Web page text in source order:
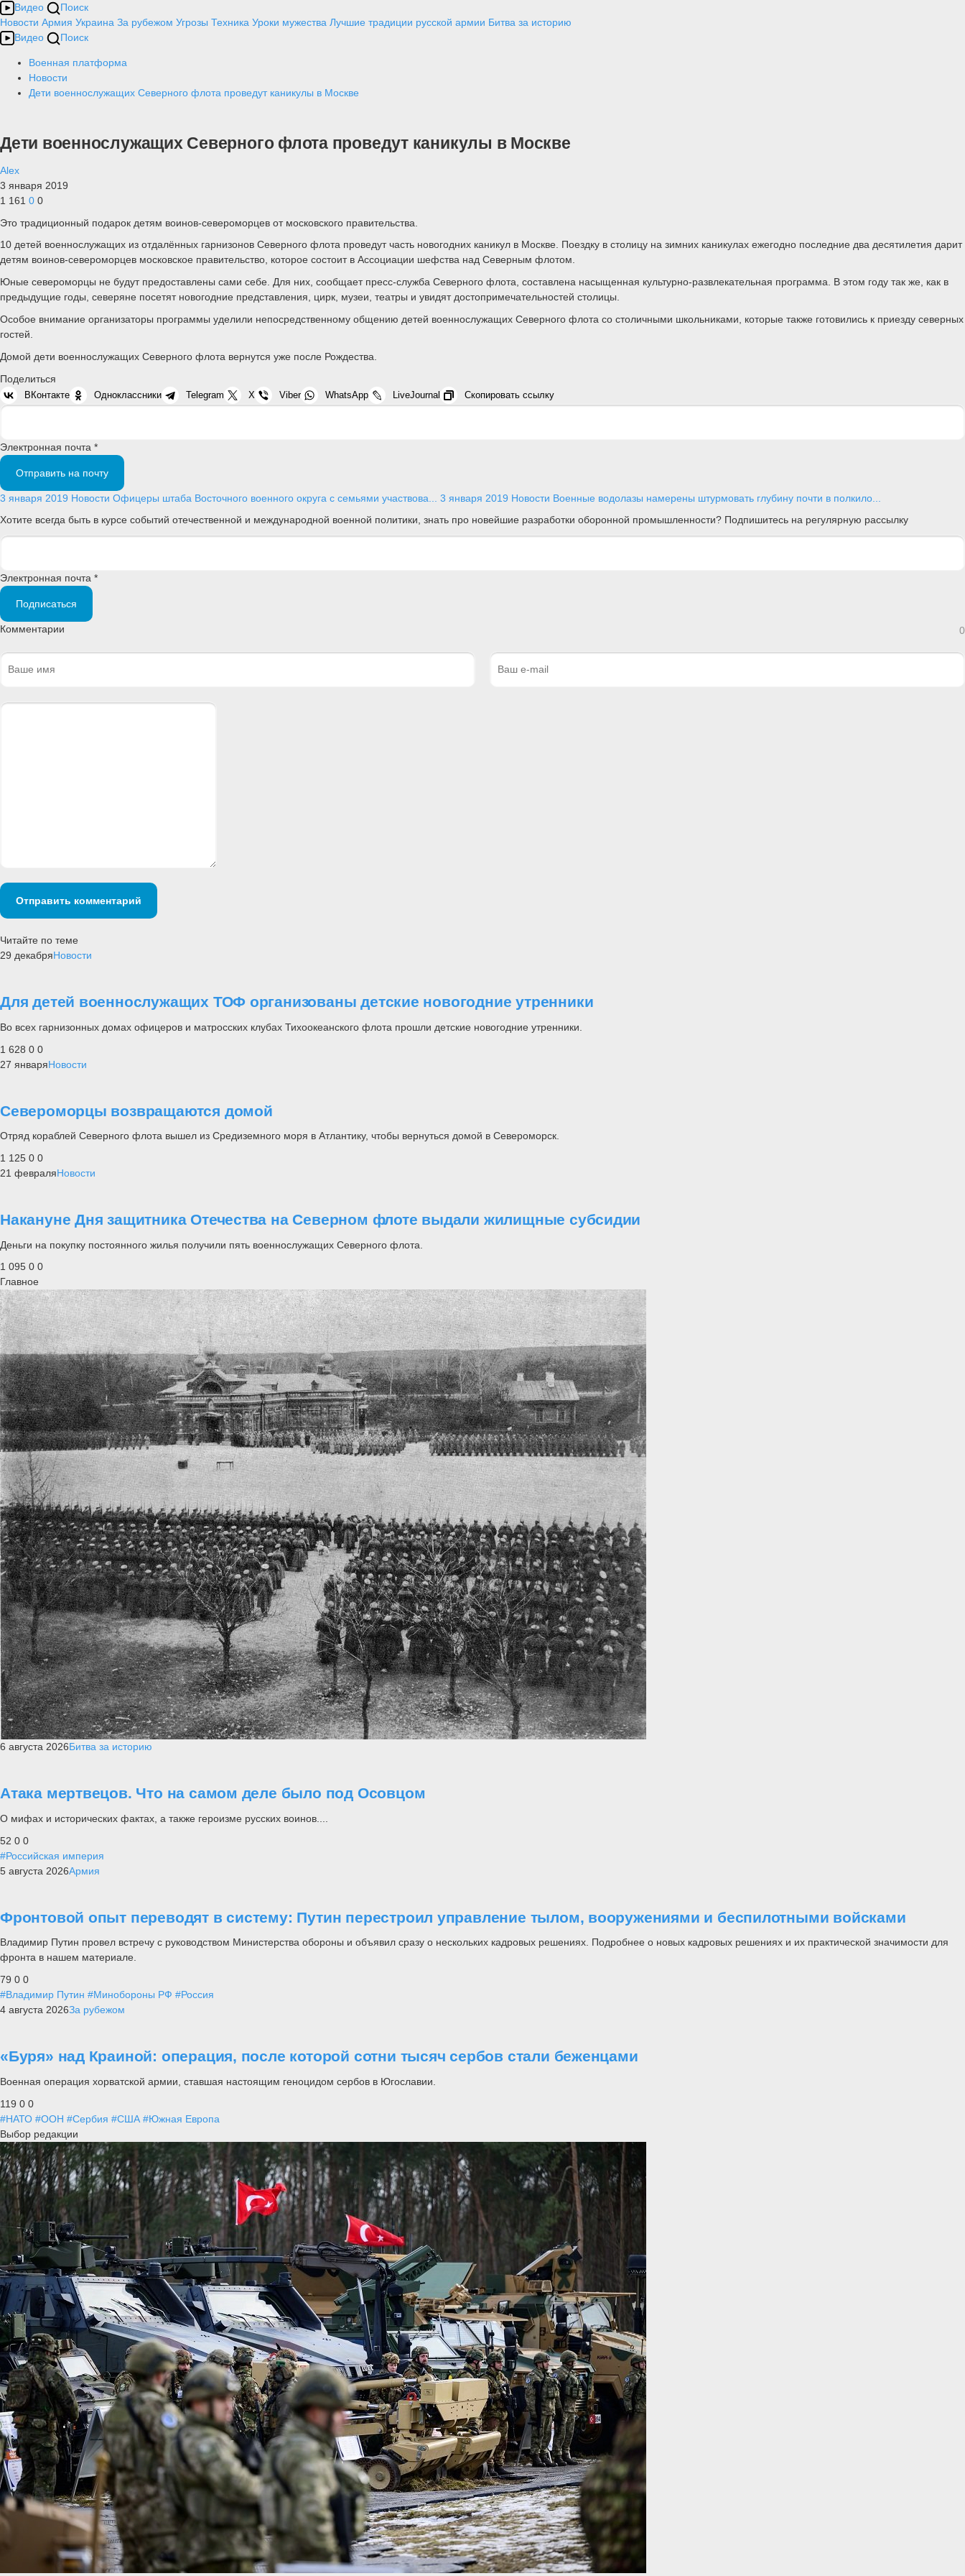
Видео
Поиск
Новости Армия Украина За рубежом Угрозы Техника Уроки мужества Лучшие традиции русской армии Битва за историю
Видео
Поиск
Военная платформа
Новости
Дети военнослужащих Северного флота проведут каникулы в Москве
Дети военнослужащих Северного флота проведут каникулы в Москве
Alex
3 января 2019
1 161 0 0
Это традиционный подарок детям воинов-североморцев от московского правительства.
10 детей военнослужащих из отдалённых гарнизонов Северного флота проведут часть новогодних каникул в Москве. Поездку в столицу на зимних каникулах ежегодно последние два десятилетия дарит
детям воинов-североморцев московское правительство, которое состоит в Ассоциации шефства над Северным флотом.
Юные североморцы не будут предоставлены сами себе. Для них, сообщает пресс-служба Северного флота, составлена насыщенная культурно-развлекательная программа. В этом году так же, как в
предыдущие годы, северяне посетят новогодние представления, цирк, музеи, театры и увидят достопримечательностей столицы.
Особое внимание организаторы программы уделили непосредственному общению детей военнослужащих Северного флота со столичными школьниками, которые также готовились к приезду северных
гостей.
Домой дети военнослужащих Северного флота вернутся уже после Рождества.
Поделиться
ВКонтакте Одноклассники Telegram X Viber WhatsApp LiveJournal Скопировать ссылку
Электронная почта *
Отправить на почту
3 января 2019 Новости Офицеры штаба Восточного военного округа с семьями участвова... 3 января 2019 Новости Военные водолазы намерены штурмовать глубину почти в полкило...
Хотите всегда быть в курсе событий отечественной и международной военной политики, знать про новейшие разработки оборонной промышленности? Подпишитесь на регулярную рассылку
Электронная почта *
Подписаться
Комментарии 0
Отправить комментарий
Читайте по теме
29 декабряНовости
Для детей военнослужащих ТОФ организованы детские новогодние утренники
Во всех гарнизонных домах офицеров и матросских клубах Тихоокеанского флота прошли детские новогодние утренники.
1 628 0 0
27 январяНовости
Североморцы возвращаются домой
Отряд кораблей Северного флота вышел из Средиземного моря в Атлантику, чтобы вернуться домой в Североморск.
1 125 0 0
21 февраляНовости
Накануне Дня защитника Отечества на Северном флоте выдали жилищные субсидии
Деньги на покупку постоянного жилья получили пять военнослужащих Северного флота.
1 095 0 0
Главное
6 августа 2026Битва за историю
Атака мертвецов. Что на самом деле было под Осовцом
О мифах и исторических фактах, а также героизме русских воинов....
52 0 0
#Российская империя
5 августа 2026Армия
Фронтовой опыт переводят в систему: Путин перестроил управление тылом, вооружениями и беспилотными войсками
Владимир Путин провел встречу с руководством Министерства обороны и объявил сразу о нескольких кадровых решениях. Подробнее о новых кадровых решениях и их практической значимости для
фронта в нашем материале.
79 0 0
#Владимир Путин #Минобороны РФ #Россия
4 августа 2026За рубежом
«Буря» над Краиной: операция, после которой сотни тысяч сербов стали беженцами
Военная операция хорватской армии, ставшая настоящим геноцидом сербов в Югославии.
119 0 0
#НАТО #ООН #Сербия #США #Южная Европа
Выбор редакции